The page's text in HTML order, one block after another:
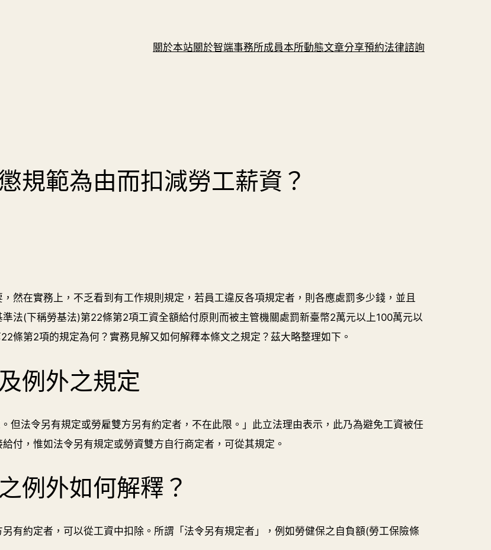
關於本站關於智端事務所成員本所動態文章分享預約法律諮詢
規範為由而扣減勞工薪資？
然在實務上，不乏看到有工作規則規定，若員工違反各項規定者，則各應處罰多少錢，並且
法(下稱勞基法)第22條第2項工資全額給付原則而被主管機關處罰新臺幣2萬元以上100萬元以
條第2項的規定為何？實務見解又如何解釋本條文之規定？茲大略整理如下。
例外之規定
但法令另有規定或勞雇雙方另有約定者，不在此限。」此立法理由表示，此乃為避免工資被任
付，惟如法令另有規定或勞資雙方自行商定者，可從其規定。
例外如何解釋？
有約定者，可以從工資中扣除。所謂「法令另有規定者」，例如勞健保之自負額(勞工保險條